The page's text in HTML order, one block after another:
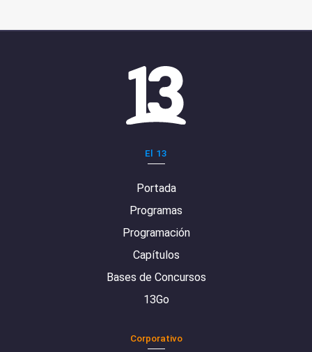
El 13
Portada
Programas
Programación
Capítulos
Bases de Concursos
13Go
Corporativo